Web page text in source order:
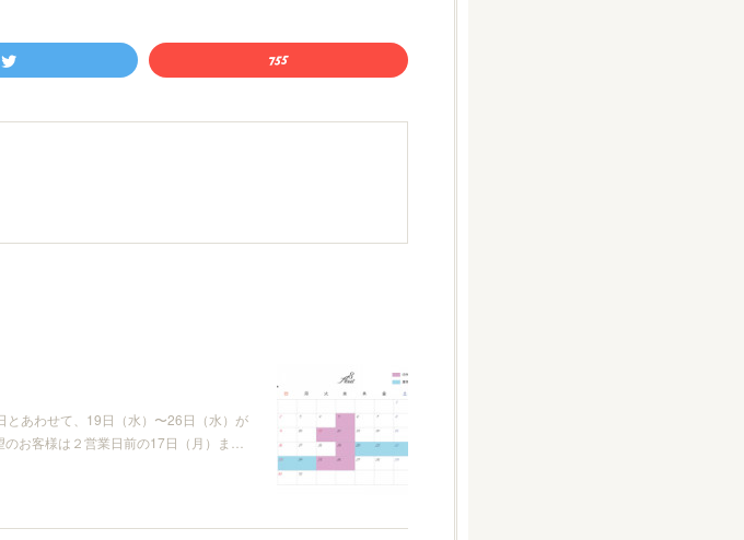
あわせて、19日（水）〜26日（水）が
お客様は２営業日前の17日（月）ま…